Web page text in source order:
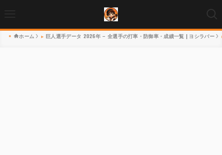
ホーム 巨人選手データ 2026年 – 全選手の打率・防御率・成績一覧 | ヨシラバー